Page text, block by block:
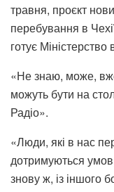
травня, проєкт
перебування в
готує Міністерство
«Не знаю, може,
можуть бути на
Радіо».
«Люди, які в нас
дотримуються
знову ж, із іншого